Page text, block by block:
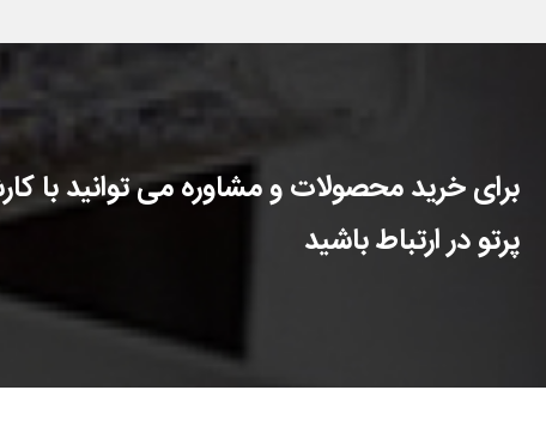
برای خرید محصولات و مشاوره می توانید با
پرتو در ارتباط باشید